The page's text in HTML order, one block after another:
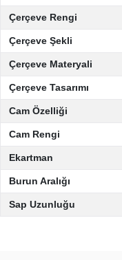
Çerçeve Rengi
Çerçeve Şekli
Çerçeve Materyali
Çerçeve Tasarımı
Cam Özelliği
Cam Rengi
Ekartman
Burun Aralığı
Sap Uzunluğu